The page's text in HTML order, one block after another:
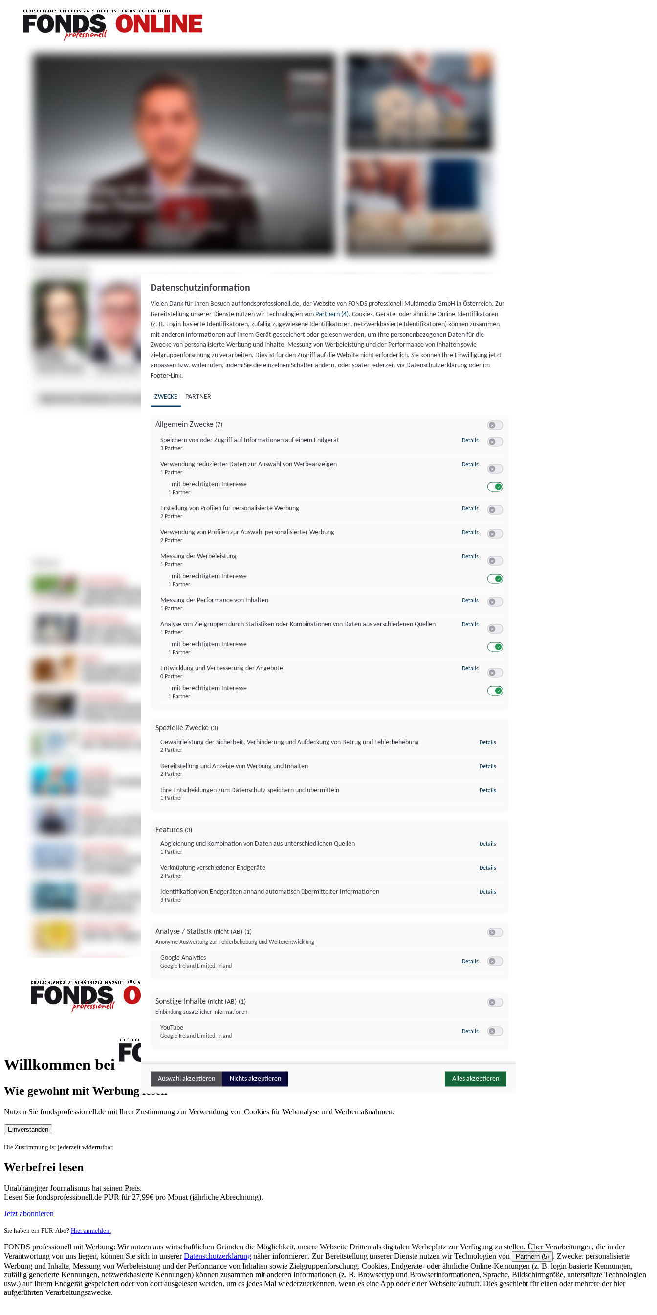
Willkommen bei
FONDS professionell
Wie gewohnt mit Werbung lesen
Nutzen Sie fondsprofessionell.de mit Ihrer Zustimmung zur Verwendung von Cookies für Webanalyse und Werbemaßnahmen.
Einverstanden
Die Zustimmung ist jederzeit widerrufbar.
Werbefrei lesen
Unabhängiger Journalismus hat seinen Preis.
Lesen Sie fondsprofessionell.de PUR für 27,99€ pro Monat (jährliche Abrechnung).
Jetzt abonnieren
Sie haben ein PUR-Abo? Hier anmelden.
FONDS professionell mit Werbung: Wir nutzen aus wirtschaftlichen Gründen die Möglichkeit, unsere Webseite Dritten als digitalen Werbeplatz zur Verfügung zu stellen. Über Verarbeitungen, die in der
Verantwortung von uns liegen, können Sie sich in unsererDatenschutzerklärung näher informieren. Zur Bereitstellung unserer Dienste nutzen wir Technologien von Partnern (5) . Zwecke: personalisierte
Werbung und Inhalte, Messung von Werbeleistung und der Performance von Inhalten sowie Zielgruppenforschung. Cookies, Endgeräte- oder ähnliche Online-Kennungen (z. B. login-basierte Kennungen,
zufällig generierte Kennungen, netzwerkbasierte Kennungen) können zusammen mit anderen Informationen (z. B. Browsertyp und Browserinformationen, Sprache, Bildschirmgröße, unterstützte Technologien
usw.) auf Ihrem Endgerät gespeichert oder von dort ausgelesen werden, um es jedes Mal wiederzuerkennen, wenn es eine App oder einer Webseite aufruft. Dies geschieht für einen oder mehrere der hier
aufgeführten Verarbeitungszwecke.
Datenschutzinformation
Vielen Dank für Ihren Besuch auf fondsprofessionell.de, der Website von FONDS professionell Multimedia GmbH in Österreich. Zur
Bereitstellung unserer Dienste nutzen wir Technologien von Partnern (4). Cookies, Geräte- oder ähnliche Online-Identifikatoren
(z. B. Login-basierte Identifikatoren, zufällig zugewiesene Identifikatoren, netzwerkbasierte Identifikatoren) können zusammen
mit anderen Informationen auf Ihrem Gerät gespeichert oder gelesen werden, um Ihre personenbezogenen Daten für die
Zwecke von personalisierte Werbung und Inhalte, Messung von Werbeleistung und der Performance von Inhalten sowie
Zielgruppenforschung zu verarbeiten. Dies ist für den Zugriff auf die Website nicht erforderlich. Sie können Ihre Einwilligung jetzt
anpassen bzw. widerrufen, indem Sie die einzelnen Schalter ändern, oder später jederzeit via Datenschutzerklärung oder im
Footer-Link.
ZWECKE PARTNER
Allgemein Zwecke (7)
Speichern von oder Zugriff auf Informationen auf einem Endgerät
3 Partner
Details zu Speichern von oder Zugriff auf Informationen auf einem Endgerät
Verwendung reduzierter Daten zur Auswahl von Werbeanzeigen
1 Partner
- mit berechtigtem Interesse
1 Partner
Details zu Verwendung reduzierter Daten zur Auswahl von Werbeanzeigen
Erstellung von Profilen für personalisierte Werbung
2 Partner
Details zu Erstellung von Profilen für personalisierte Werbung
Verwendung von Profilen zur Auswahl personalisierter Werbung
2 Partner
Details zu Verwendung von Profilen zur Auswahl personalisierter Werbung
Messung der Werbeleistung
1 Partner
- mit berechtigtem Interesse
1 Partner
Details zu Messung der Werbeleistung
Messung der Performance von Inhalten
1 Partner
Details zu Messung der Performance von Inhalten
Analyse von Zielgruppen durch Statistiken oder Kombinationen von Daten aus verschiedenen Quellen
1 Partner
- mit berechtigtem Interesse
1 Partner
Details zu Analyse von Zielgruppen durch Statistiken oder Kombinationen von
Entwicklung und Verbesserung der Angebote
0 Partner
- mit berechtigtem Interesse
1 Partner
Details zu Entwicklung und Verbesserung der Angebote
Spezielle Zwecke (3)
Gewährleistung der Sicherheit, Verhinderung und Aufdeckung von Betrug und Fehlerbehebung
2 Partner
Details
Bereitstellung und Anzeige von Werbung und Inhalten
2 Partner
Details
Ihre Entscheidungen zum Datenschutz speichern und übermitteln
1 Partner
Details
Features (3)
Abgleichung und Kombination von Daten aus unterschiedlichen Quellen
1 Partner
Details
Verknüpfung verschiedener Endgeräte
2 Partner
Details
Identifikation von Endgeräten anhand automatisch übermittelter Informationen
3 Partner
Details
Analyse / Statistik (nicht IAB) (1)
Anonyme Auswertung zur Fehlerbehebung und Weiterentwicklung
Google Analytics
Google Ireland Limited, Irland
Details zu Google Analytics
Sonstige Inhalte (nicht IAB) (1)
Einbindung zusätzlicher Informationen
YouTube
Google Ireland Limited, Irland
Details zu YouTube
Auswahl akzeptieren Nichts akzeptieren Alles akzeptieren